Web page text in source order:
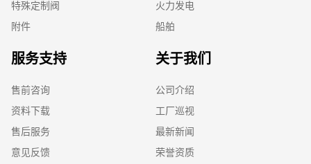
特殊定制阀
附件
火力发电
船舶
服务支持
售前咨询
资料下载
售后服务
意见反馈
关于我们
公司介绍
工厂巡视
最新新闻
荣誉资质